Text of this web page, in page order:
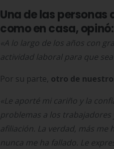
Una de las
como en casa,opinó:
«A lo largo de los años con
actividad laboral para que
Por su parte, otro de
«Le aporté mi cariño y la
problemas a los
afiliación. La verdad, más me
nunca me ha fallado. Le